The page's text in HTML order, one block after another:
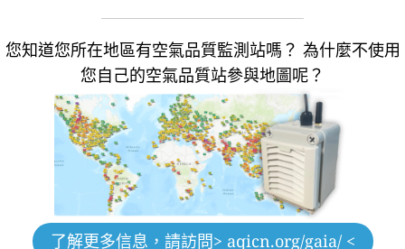
您知道您所在地區有空氣品質監測站嗎？ 為什麼不使用
您自己的空氣品質站參與地圖呢？
了解更多信息，請訪問> aqicn.org/gaia/ <